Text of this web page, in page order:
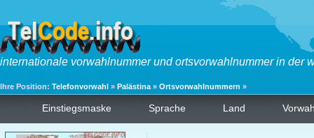
internationale vorwahlnummer und ortsvorwahlnummer in der
Ihre Position: Telefonvorwahl » Palästina » Ortsvorwahlnummern »
Einstiegsmaske Sprache Land